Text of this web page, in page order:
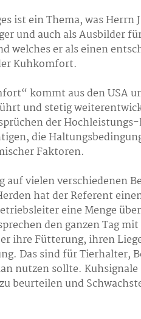
ist ein Thema, was Herrn
und auch als Ausbilder
welches er als einen
Kuhkomfort.
kommt aus den USA
und stetig
der
die
Faktoren.
auf vielen verschiedenen
hat der Referent
eine Menge
den ganzen Tag
ihre Fütterung, ihren
Das sind für Tierhalter,
nutzen sollte.
beurteilen und